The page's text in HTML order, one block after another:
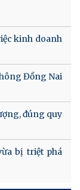
kinh doanh
Đồng Nai
đúng quy
bị triệt phá